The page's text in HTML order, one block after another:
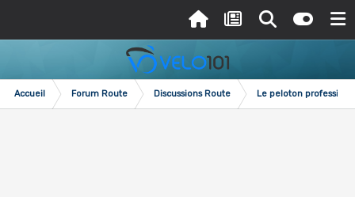
Accueil Forum Route Discussions Route Le peloton